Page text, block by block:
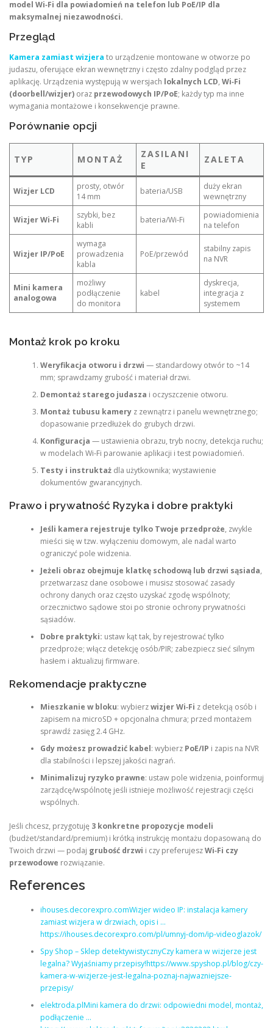
model Wi‑Fi dla powiadomień na telefon lub PoE/IP dla
maksymalnej niezawodności.
Przegląd
Kamera zamiast wizjera to urządzenie montowane w otworze po
judaszu, oferujące ekran wewnętrzny i często zdalny podgląd przez
aplikację. Urządzenia występują w wersjach lokalnych LCD, Wi‑Fi
(doorbell/wizjer) oraz przewodowych IP/PoE; każdy typ ma inne
wymagania montażowe i konsekwencje prawne.
Porównanie opcji
TYP MONTAŻ
ZASILANI
E
ZALETA
Wizjer LCD
prosty, otwór
14 mm
bateria/USB
duży ekran
wewnętrzny
Wizjer Wi‑Fi
szybki, bez
kabli
bateria/Wi‑Fi
powiadomienia
na telefon
Wizjer IP/PoE
wymaga
prowadzenia
kabla
PoE/przewód
stabilny zapis
na NVR
Mini kamera
analogowa
możliwy
podłączenie
do monitora
kabel
dyskrecja,
integracja z
systemem
Montaż krok po kroku
Weryfikacja otworu i drzwi — standardowy otwór to ~14
mm; sprawdzamy grubość i materiał drzwi.
Demontaż starego judasza i oczyszczenie otworu.
Montaż tubusu kameryz zewnątrz i panelu wewnętrznego;
dopasowanie przedłużek do grubych drzwi.
Konfiguracja — ustawienia obrazu, tryb nocny, detekcja ruchu;
w modelach Wi‑Fi parowanie aplikacji i test powiadomień.
Testy i instruktażdla użytkownika; wystawienie
dokumentów gwarancyjnych.
Prawo i prywatność Ryzyka i dobre praktyki
Jeśli kamera rejestruje tylko Twoje przedproże, zwykle
mieści się w tzw. wyłączeniu domowym, ale nadal warto
ograniczyć pole widzenia.
Jeżeli obraz obejmuje klatkę schodową lub drzwi sąsiada,
przetwarzasz dane osobowe i musisz stosować zasady
ochrony danych oraz często uzyskać zgodę wspólnoty;
orzecznictwo sądowe stoi po stronie ochrony prywatności
sąsiadów.
Dobre praktyki: ustaw kąt tak, by rejestrować tylko
przedproże; włącz detekcję osób/PIR; zabezpiecz sieć silnym
hasłem i aktualizuj firmware.
Rekomendacje praktyczne
Mieszkanie w bloku: wybierzwizjer Wi‑Fi z detekcją osób i
zapisem na microSD + opcjonalna chmura; przed montażem
sprawdź zasięg 2.4 GHz.
Gdy możesz prowadzić kabel: wybierz PoE/IP i zapis na NVR
dla stabilności i lepszej jakości nagrań.
Minimalizuj ryzyko prawne: ustaw pole widzenia, poinformuj
zarządcę/wspólnotę jeśli istnieje możliwość rejestracji części
wspólnych.
Jeśli chcesz, przygotuję 3 konkretne propozycje modeli
(budżet/standard/premium) i krótką instrukcję montażu dopasowaną do
Twoich drzwi — podaj grubość drzwi i czy preferujeszWi‑Fi czy
przewodowe rozwiązanie.
References
ihouses.decorexpro.comWizjer wideo IP: instalacja kamery
zamiast wizjera w drzwiach, opis i …
https://ihouses.decorexpro.com/pl/umnyj-dom/ip-videoglazok/
Spy Shop – Sklep detektywistycznyCzy kamera w wizjerze jest
legalna? Wyjaśniamy przepisy!https://www.spyshop.pl/blog/czy-
kamera-w-wizjerze-jest-legalna-poznaj-najwazniejsze-
przepisy/
elektroda.plMini kamera do drzwi: odpowiedni model, montaż,
podłączenie …